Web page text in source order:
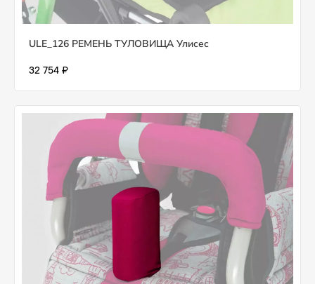
ULE_126 РЕМЕНЬ ТУЛОВИЩА Улисес
32 754 ₽